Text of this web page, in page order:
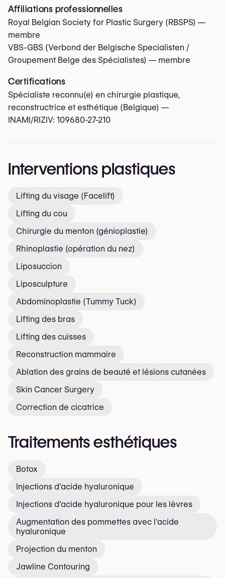
Affiliations professionnelles
Royal Belgian Society for Plastic Surgery (RBSPS) —
membre
VBS-GBS (Verbond der Belgische Specialisten /
Groupement Belge des Spécialistes) — membre
Certifications
Spécialiste reconnu(e) en chirurgie plastique,
reconstructrice et esthétique (Belgique) —
INAMI/RIZIV: 109680-27-210
Interventions plastiques
Lifting du visage (Facelift)
Lifting du cou
Chirurgie du menton (génioplastie)
Rhinoplastie (opération du nez)
Liposuccion
Liposculpture
Abdominoplastie (Tummy Tuck)
Lifting des bras
Lifting des cuisses
Reconstruction mammaire
Ablation des grains de beauté et lésions cutanées
Skin Cancer Surgery
Correction de cicatrice
Traitements esthétiques
Botox
Injections d’acide hyaluronique
Injections d’acide hyaluronique pour les lèvres
Augmentation des pommettes avec l'acide
hyaluronique
Projection du menton
Jawline Contouring